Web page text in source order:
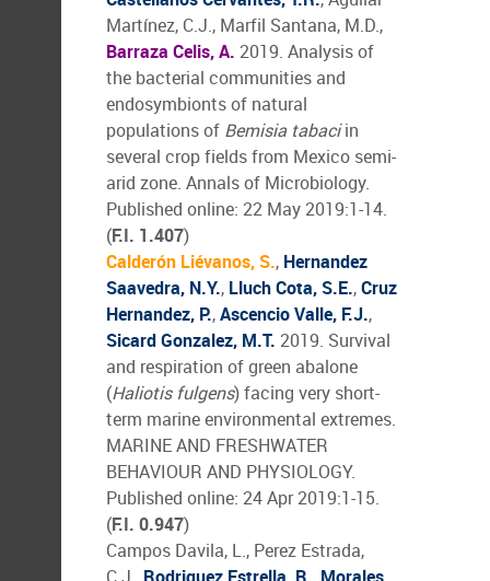
Martínez, C.J., Marfil Santana, M.D.,
Barraza Celis, A. 2019. Analysis of
the bacterial communities and
endosymbionts of natural
populations of Bemisia tabaciin
several crop fields from Mexico semi-
arid zone. Annals of Microbiology.
Published online: 22 May 2019:1-14.
(F.I. 1.407)
Calderón Liévanos, S., Hernandez
Saavedra, N.Y., Lluch Cota, S.E.,Cruz
Hernandez, P.,Ascencio Valle, F.J.,
Sicard Gonzalez, M.T. 2019. Survival
and respiration of green abalone
(Haliotis fulgens) facing very short-
term marine environmental extremes.
MARINE AND FRESHWATER
BEHAVIOUR AND PHYSIOLOGY.
Published online: 24 Apr 2019:1-15.
(F.I. 0.947)
Campos Davila, L., Perez Estrada,